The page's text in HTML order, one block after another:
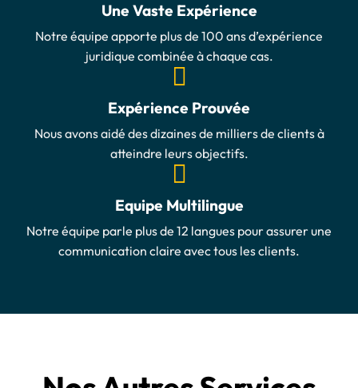
Une Vaste Expérience
Notre équipe apporte plus de 100 ans d’expérience
juridique combinée à chaque cas.
Expérience Prouvée
Nous avons aidé des dizaines de milliers de clients à
atteindre leurs objectifs.
Equipe Multilingue
Notre équipe parle plus de 12 langues pour assurer une
communication claire avec tous les clients.